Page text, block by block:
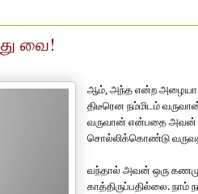
வை!
ஆம், அந்த என்ற அழையா
திடீரென நம்மிடம்
வருவான் என்பதை அவன்
சொல்லிக்கொண்டு
வந்தால் அவன் ஒரு
காத்திருப்பதில்லை. நாம்